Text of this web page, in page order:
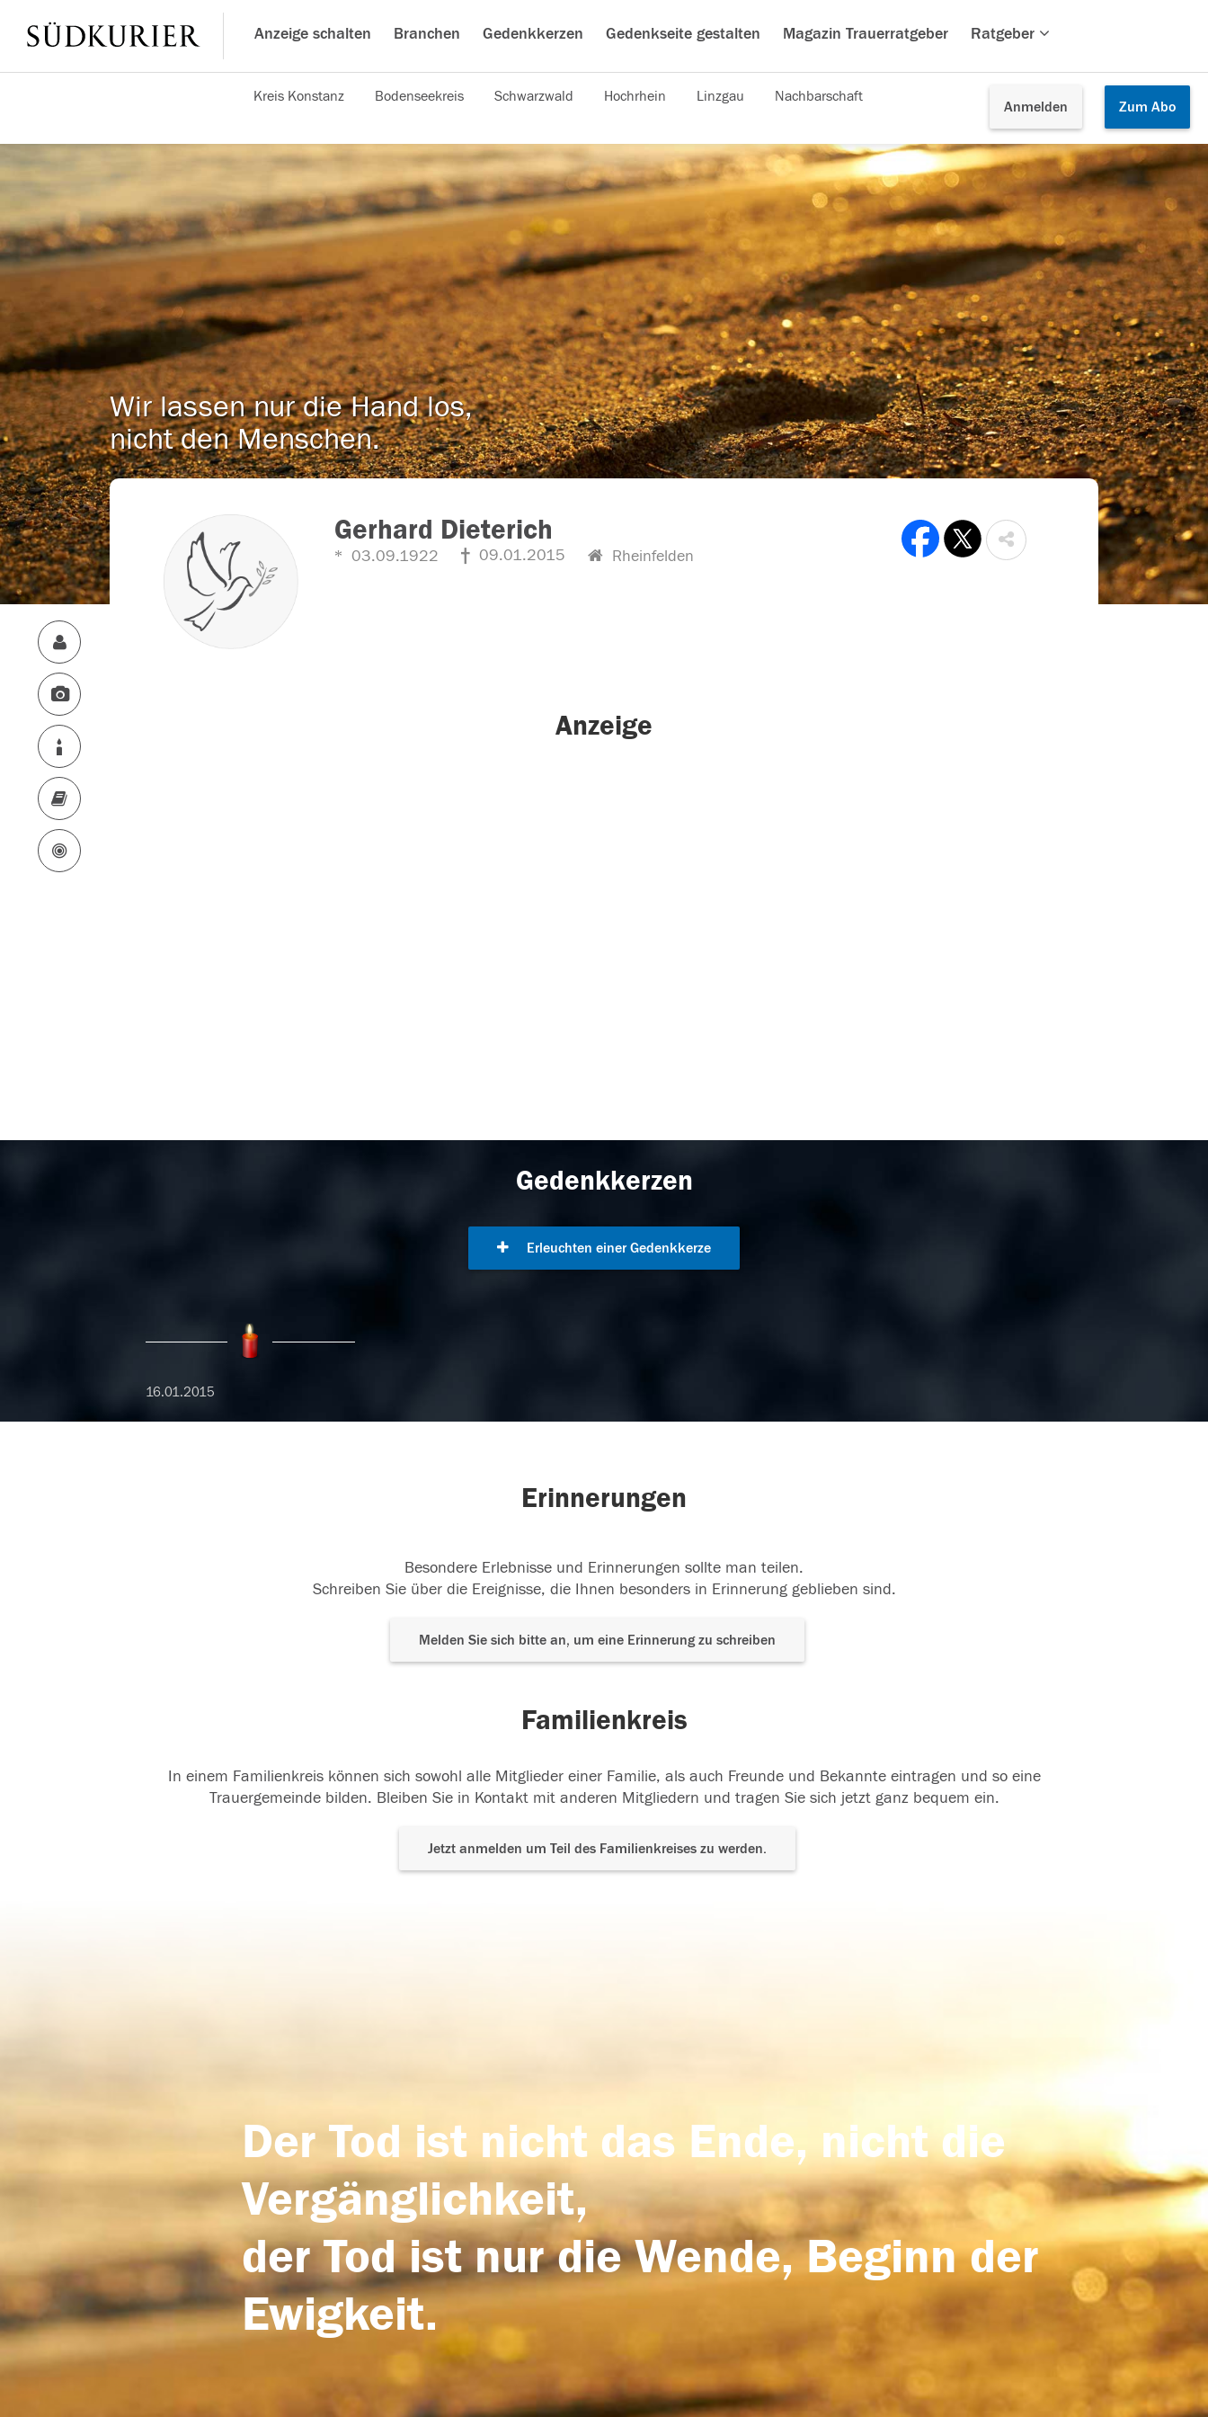
Anzeige schalten Branchen Gedenkkerzen Gedenkseite gestalten Magazin Trauerratgeber Ratgeber
Anmelden Zum Abo
Kreis Konstanz Bodenseekreis Schwarzwald Hochrhein Linzgau Nachbarschaft
Wir lassen nur die Hand los,
nicht den Menschen.
Gerhard Dieterich
03.09.1922 09.01.2015 Rheinfelden
Anzeige
Gedenkkerzen
Erleuchten einer Gedenkkerze
16.01.2015
Erinnerungen
Besondere Erlebnisse und Erinnerungen sollte man teilen.
Schreiben Sie über die Ereignisse, die Ihnen besonders in Erinnerung geblieben sind.
Melden Sie sich bitte an, um eine Erinnerung zu schreiben
Familienkreis
In einem Familienkreis können sich sowohl alle Mitglieder einer Familie, als auch Freunde und Bekannte eintragen und so eine
Trauergemeinde bilden. Bleiben Sie in Kontakt mit anderen Mitgliedern und tragen Sie sich jetzt ganz bequem ein.
Jetzt anmelden um Teil des Familienkreises zu werden.
Der Tod ist nicht das Ende, nicht die
Vergänglichkeit,
der Tod ist nur die Wende, Beginn der
Ewigkeit.